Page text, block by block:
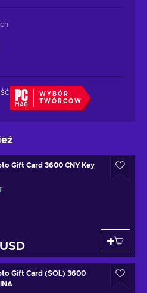
WYBÓR
TWÓRCÓW
Gift Card 3600 CNY Key
Gift Card (SOL) 3600